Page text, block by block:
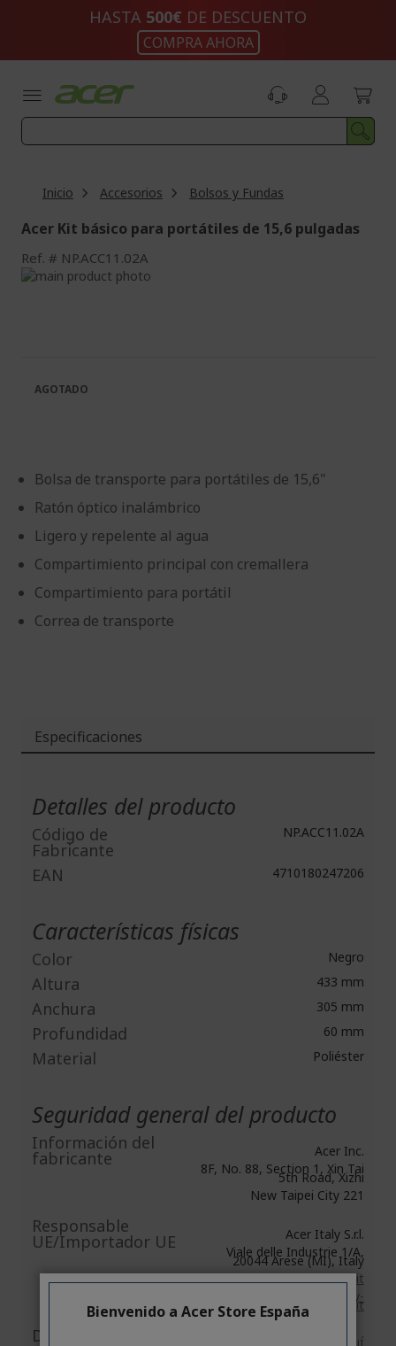
HASTA 500€ DE DESCUENTO
COMPRA AHORA
Inicio Accesorios Bolsos y Fundas
Acer Kit básico para portátiles de 15,6 pulgadas
Ref. NP.ACC11.02A
Saltar
imágenes
galería
Bolsa de transporte para portátiles de 15,6"
Ratón óptico inalámbrico
Ligero y repelente al agua
Compartimiento principal con cremallera
Compartimiento para portátil
Correa de transporte
AGOTADO
Especificaciones
Detalles del producto
Código de
Fabricante
NP.ACC11.02A
EAN 4710180247206
Características físicas
Color Negro
Altura 433 mm
Anchura 305 mm
Profundidad 60 mm
Material Poliéster
Seguridad general del producto
Información del
fabricante
Acer Inc.
8F, No. 88, Section 1, Xin Tai
5th Road, Xizhi
New Taipei City 221
Responsable
UE/Importador UE
Acer Italy S.r.l.
Viale delle Industrie 1/A,
20044 Arese (MI), Italy
https://www.acer.com/it-it
acer-italy-
srl@legalmail.it
Documento /
Bienvenido a Acer Store España